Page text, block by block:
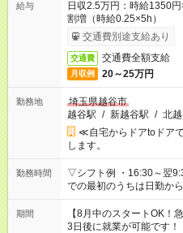
給与
日収2.5万円：時給1350
割増（時給0.25×5h）
交通費別途支給あり
交通費 交通費全額支給
月収例 20～25万円
勤務地
埼玉県越谷市
越谷駅 / 新越谷駅 / 北
≪自宅からドアtoドア
します。
勤務時間
▽シフト例 ・16:30～翌
での最初のうちは日勤からのスタート！
今ご覧のお仕事で希望す
時間。 合計で週40時間
期間
【8月中のスタートOK
3日後に就業が可能です！